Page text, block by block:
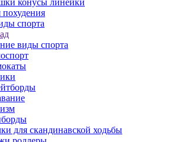
конусы линейки
похудения
спорта
виды спорта
для скандинавской ходьбы